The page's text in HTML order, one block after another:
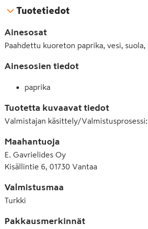
Tuotetiedot
Ainesosat
Paahdettu kuoreton paprika, vesi, suola,
Ainesosien tiedot
paprika
Tuotetta kuvaavat tiedot
Valmistajan käsittely/Valmistusprosessi:
Maahantuoja
E. Gavrielides Oy
Kisällintie 6, 01730 Vantaa
Valmistusmaa
Turkki
Pakkausmerkinnät